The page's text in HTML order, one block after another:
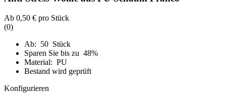
Ab 0,50 € pro Stück
(0)
Ab: 50 Stück
Sparen Sie bis zu 48%
Material: PU
Bestand wird geprüft
Konfigurieren